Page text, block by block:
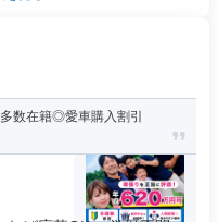
数在籍◎愛車購入割引